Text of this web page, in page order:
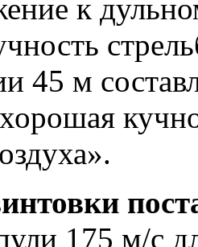
к
45 м
175 м/с